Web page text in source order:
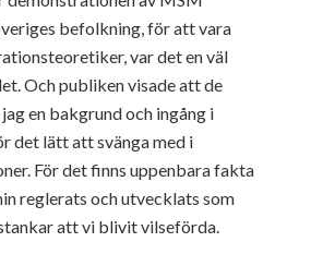
befolkning, för att vara
var det en väl
Och publiken visade att de
en bakgrund och ingång i
det lätt att svänga med i
För det finns uppenbara fakta
reglerats och utvecklats som
att vi blivit vilseförda.